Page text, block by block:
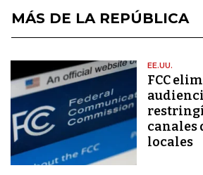
MÁS DE LA REPÚBLICA
EE.UU.
FCC
canales
locales